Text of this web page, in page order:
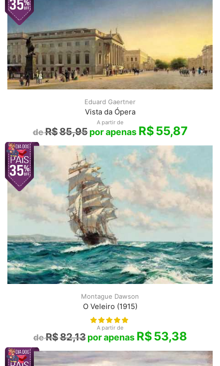
Eduard Gaertner
Vista da Ópera
A partir de
R$85,95 R$55,87
Montague Dawson
O Veleiro (1915)
A partir de
R$82,13 R$53,38